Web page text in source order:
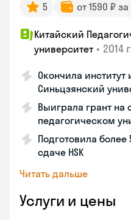
5 от 1590 ₽
Китайский
университет • 2014
Окончила
Синьцзянский
Выиграла грант на
педагогическом
Подготовила
сдаче HSK
Читать дальше
Услуги и цены